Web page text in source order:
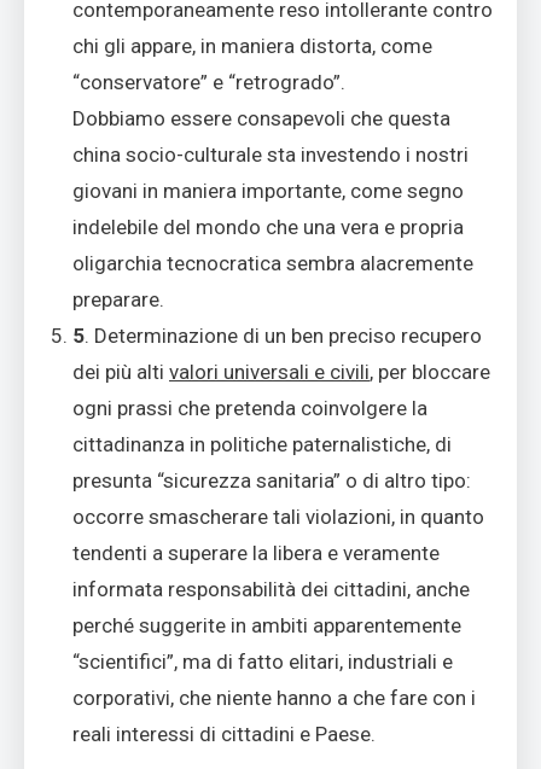
contemporaneamente reso intollerante contro
chi gli appare, in maniera distorta, come
“conservatore” e “retrogrado”.
Dobbiamo essere consapevoli che questa
china socio-culturale sta investendo i nostri
giovani in maniera importante, come segno
indelebile del mondo che una vera e propria
oligarchia tecnocratica sembra alacremente
preparare.
5. Determinazione di un ben preciso recupero
dei più alti valori universali e civili, per bloccare
ogni prassi che pretenda coinvolgere la
cittadinanza in politiche paternalistiche, di
presunta “sicurezza sanitaria” o di altro tipo:
occorre smascherare tali violazioni, in quanto
tendenti a superare la libera e veramente
informata responsabilità dei cittadini, anche
perché suggerite in ambiti apparentemente
“scientifici”, ma di fatto elitari, industriali e
corporativi, che niente hanno a che fare con i
reali interessi di cittadini e Paese.